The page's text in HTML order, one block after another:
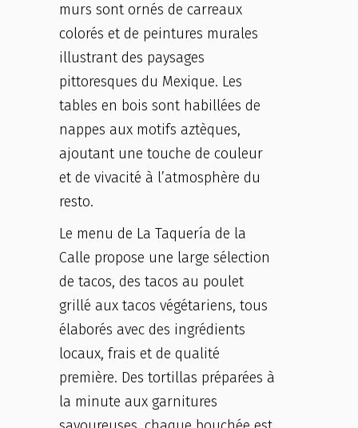
murs sont ornés de carreaux
colorés et de peintures murales
illustrant des paysages
pittoresques du Mexique. Les
tables en bois sont habillées de
nappes aux motifs aztèques,
ajoutant une touche de couleur
et de vivacité à l’atmosphère du
resto.
Le menu de La Taquería de la
Calle propose une large sélection
de tacos, des tacos au poulet
grillé aux tacos végétariens, tous
élaborés avec des ingrédients
locaux, frais et de qualité
première. Des tortillas préparées à
la minute aux garnitures